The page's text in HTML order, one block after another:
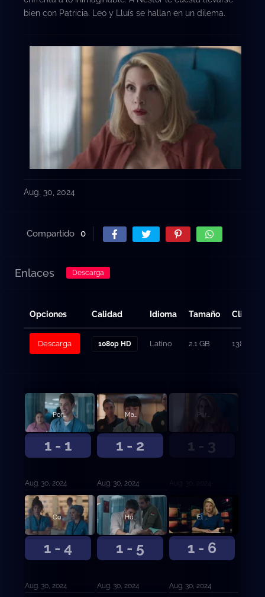
bien con Patricia. Leo y Lluís se hallan en un dilema.
Aug. 30, 2024
Compartido 0
Enlaces Descarga
Opciones Calidad Idioma Tamaño Clicks
Descarga 1080p HD Latino 2.1 GB 138
1 - 1
Por encima de todo
Aug. 30, 2024
1 - 2
Madera de médico
Aug. 30, 2024
1 - 3
Paramos
1 - 4
Confío en ti
Aug. 30, 2024
1 - 5
Huelga
Aug. 30, 2024
1 - 6
El último hombre en pie
Aug. 30, 2024